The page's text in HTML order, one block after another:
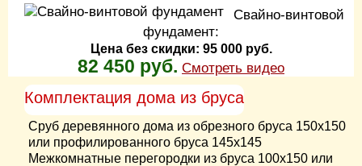
Свайно-винтовой
фундамент:
Цена без скидки: 95 000 руб.
82 450 руб. Смотреть видео
Комплектация дома из бруса
Сруб деревянного дома из обрезного бруса 150х150
или профилированного бруса 145х145
Межкомнатные перегородки из бруса 100х150 или